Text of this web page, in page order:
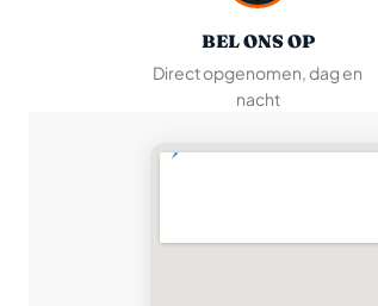
BEL ONS OP
Direct opgenomen, dag en
nacht